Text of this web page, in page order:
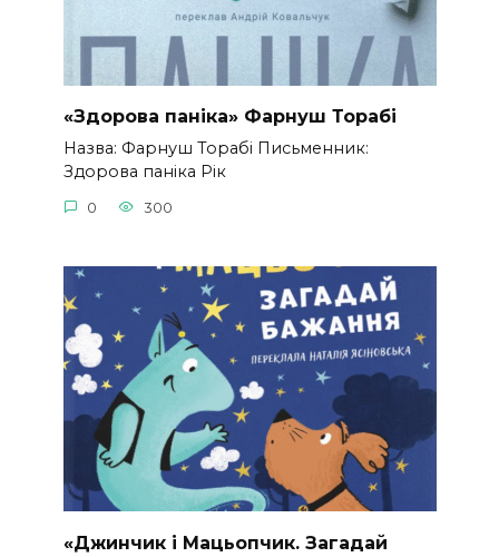
«Здорова паніка» Фарнуш Торабі
Назва: Фарнуш Торабі Письменник:
Здорова паніка Рік
0 300
«Джинчик і Мацьопчик. Загадай